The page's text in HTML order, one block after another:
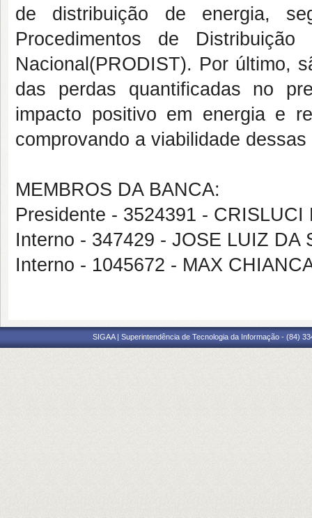
de distribuição de energia,
Procedimentos de
Nacional (PRODIST). Por último,
das perdas quantificadas no
impacto positivo em energia e
comprovando a viabilidade
MEMBROS DA BANCA:
Presidente - 3524391 -
Interno - 347429 - JOSE LUIZ DA
Interno - 1045672 - MAX
SIGAA | Superintendência de Tecnologia da Informação - (84)